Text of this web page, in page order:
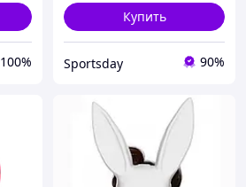
100%
Купить
Sportsday 90%